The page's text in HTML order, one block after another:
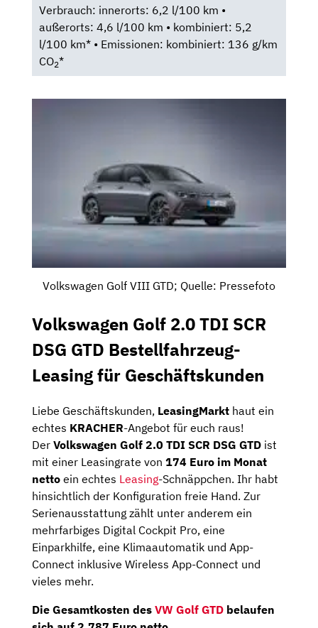
Verbrauch: innerorts: 6,2 l/100 km •
außerorts: 4,6 l/100 km • kombiniert: 5,2
l/100 km* • Emissionen: kombiniert: 136 g/km
CO2*
Volkswagen Golf VIII GTD; Quelle: Pressefoto
Volkswagen Golf 2.0 TDI SCR
DSG GTD Bestellfahrzeug-
Leasing für Geschäftskunden
Liebe Geschäftskunden, LeasingMarkt haut ein
echtes KRACHER-Angebot für euch raus!
Der Volkswagen Golf 2.0 TDI SCR DSG GTD ist
mit einer Leasingrate von 174 Euro im Monat
netto ein echtes Leasing-Schnäppchen. Ihr habt
hinsichtlich der Konfiguration freie Hand. Zur
Serienausstattung zählt unter anderem ein
mehrfarbiges Digital Cockpit Pro, eine
Einparkhilfe, eine Klimaautomatik und App-
Connect inklusive Wireless App-Connect und
vieles mehr.
Die Gesamtkosten des VW Golf GTD belaufen